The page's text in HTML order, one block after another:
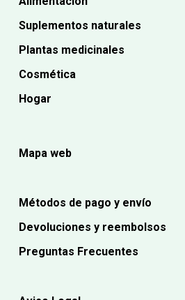
Suplementos naturales
Plantas medicinales
Cosmética
Hogar
Mapa web
Métodos de pago y envío
Devoluciones y reembolsos
Preguntas Frecuentes